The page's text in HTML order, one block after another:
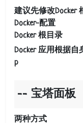
建议先修改Docker
Docker-配置
Docker 根目录
Docker 应用根据
p
宝塔面板
两种方式